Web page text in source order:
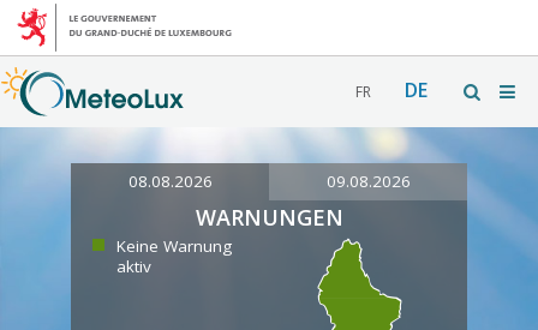
FR DE
08.08.2026 09.08.2026
WARNUNGEN
Keine Warnung
aktiv